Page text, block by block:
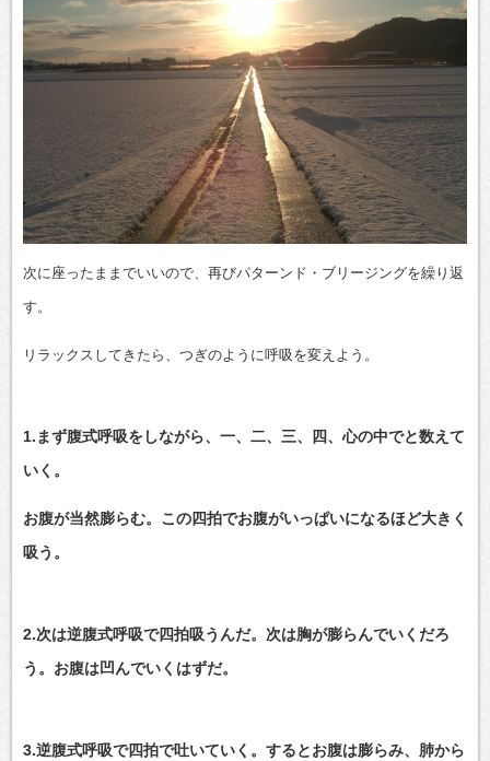
次に座ったままでいいので、再びパターンド・ブリージングを繰り返
す。
リラックスしてきたら、つぎのように呼吸を変えよう。
1.まず腹式呼吸をしながら、一、二、三、四、心の中でと数えて
いく。
お腹が当然膨らむ。この四拍でお腹がいっぱいになるほど大きく
吸う。
2.次は逆腹式呼吸で四拍吸うんだ。次は胸が膨らんでいくだろ
う。お腹は凹んでいくはずだ。
3.逆腹式呼吸で四拍で吐いていく。するとお腹は膨らみ、肺から